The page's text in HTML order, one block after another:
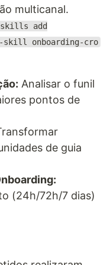
multicanal.
skills add
skill onboarding-cro
Analisar o funil
pontos de
de guia
(24h/72h/7 dias)